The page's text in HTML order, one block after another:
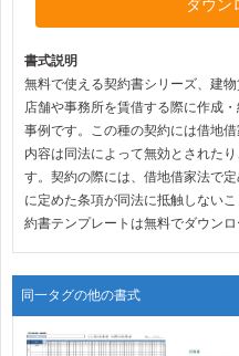
ダウン
書式説明
無料で使える契約書シリーズ、建
店舗や事務所を賃借する際に作成
事例です。この種の契約には借地
内容は同法によって無効とされた
す。契約の際には、借地借家法で
に定めた条項が同法に抵触しない
約書テンプレートは無料でダウン
同一タグの他の書式